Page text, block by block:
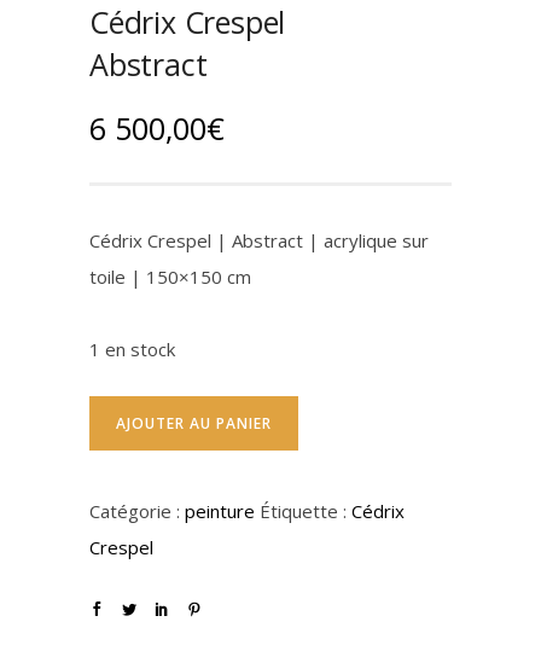
Cédrix Crespel
Abstract
6 500,00€
Cédrix Crespel | Abstract | acrylique sur
toile | 150×150 cm
1 en stock
AJOUTER AU PANIER
Catégorie : peinture Étiquette : Cédrix
Crespel